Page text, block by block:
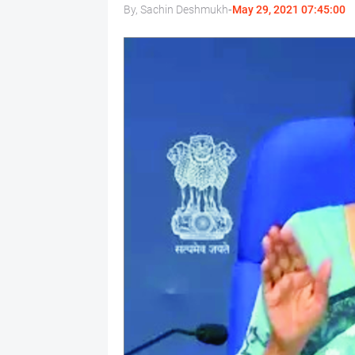
By, Sachin Deshmukh-May 29, 2021 07:45:00